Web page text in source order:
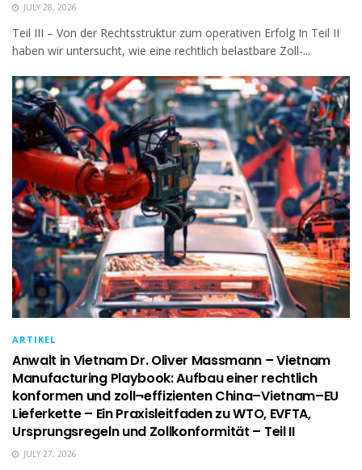
JULY 28, 2026
Teil III – Von der Rechtsstruktur zum operativen Erfolg In Teil II
haben wir untersucht, wie eine rechtlich belastbare Zoll-...
ARTIKEL
Anwalt in Vietnam Dr. Oliver Massmann – Vietnam
Manufacturing Playbook: Aufbau einer rechtlich
konformen und zoll¬effizienten China–Vietnam–EU
Lieferkette – Ein Praxisleitfaden zu WTO, EVFTA,
Ursprungsregeln und Zollkonformität – Teil II
JULY 27, 2026